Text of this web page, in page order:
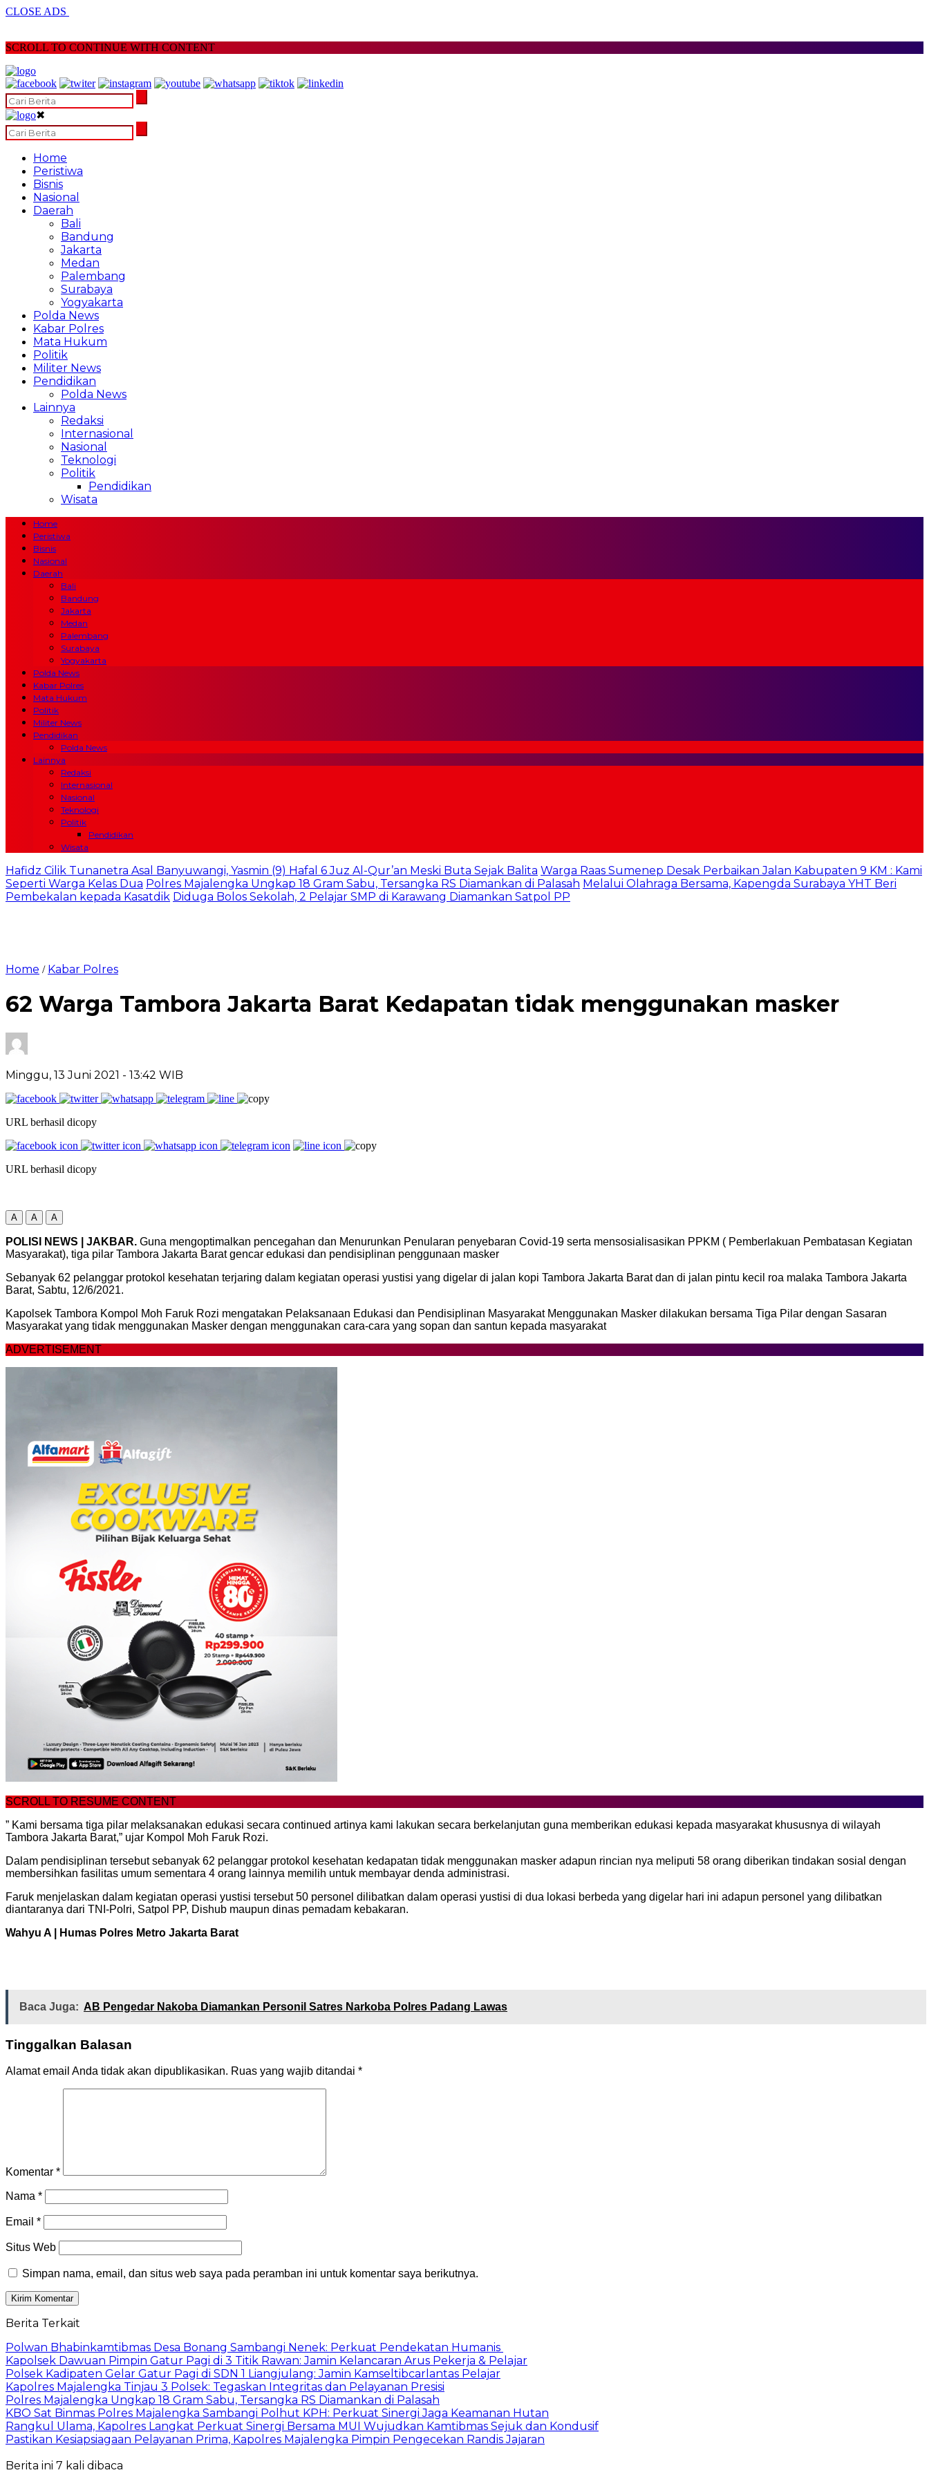
CLOSE ADS
SCROLL TO CONTINUE WITH CONTENT
✖
Home
Peristiwa
Bisnis
Nasional
Daerah
Bali
Bandung
Jakarta
Medan
Palembang
Surabaya
Yogyakarta
Polda News
Kabar Polres
Mata Hukum
Politik
Militer News
Pendidikan
Polda News
Lainnya
Redaksi
Internasional
Nasional
Teknologi
Politik
Pendidikan
Wisata
Home
Peristiwa
Bisnis
Nasional
Daerah
Bali
Bandung
Jakarta
Medan
Palembang
Surabaya
Yogyakarta
Polda News
Kabar Polres
Mata Hukum
Politik
Militer News
Pendidikan
Polda News
Lainnya
Redaksi
Internasional
Nasional
Teknologi
Politik
Pendidikan
Wisata
Hafidz Cilik Tunanetra Asal Banyuwangi, Yasmin (9) Hafal 6 Juz Al-Qur’an Meski Buta Sejak Balita Warga Raas Sumenep Desak Perbaikan Jalan Kabupaten 9 KM : Kami
Seperti Warga Kelas Dua Polres Majalengka Ungkap 18 Gram Sabu, Tersangka RS Diamankan di Palasah Melalui Olahraga Bersama, Kapengda Surabaya YHT Beri
Pembekalan kepada Kasatdik Diduga Bolos Sekolah, 2 Pelajar SMP di Karawang Diamankan Satpol PP
Home / Kabar Polres
62 Warga Tambora Jakarta Barat Kedapatan tidak menggunakan masker
Minggu, 13 Juni 2021 - 13:42 WIB
URL berhasil dicopy
URL berhasil dicopy
A A A
POLISI NEWS | JAKBAR. Guna mengoptimalkan pencegahan dan Menurunkan Penularan penyebaran Covid-19 serta mensosialisasikan PPKM ( Pemberlakuan Pembatasan Kegiatan
Masyarakat), tiga pilar Tambora Jakarta Barat gencar edukasi dan pendisiplinan penggunaan masker
Sebanyak 62 pelanggar protokol kesehatan terjaring dalam kegiatan operasi yustisi yang digelar di jalan kopi Tambora Jakarta Barat dan di jalan pintu kecil roa malaka Tambora Jakarta
Barat, Sabtu, 12/6/2021.
Kapolsek Tambora Kompol Moh Faruk Rozi mengatakan Pelaksanaan Edukasi dan Pendisiplinan Masyarakat Menggunakan Masker dilakukan bersama Tiga Pilar dengan Sasaran
Masyarakat yang tidak menggunakan Masker dengan menggunakan cara-cara yang sopan dan santun kepada masyarakat
ADVERTISEMENT
SCROLL TO RESUME CONTENT
” Kami bersama tiga pilar melaksanakan edukasi secara continued artinya kami lakukan secara berkelanjutan guna memberikan edukasi kepada masyarakat khususnya di wilayah
Tambora Jakarta Barat,” ujar Kompol Moh Faruk Rozi.
Dalam pendisiplinan tersebut sebanyak 62 pelanggar protokol kesehatan kedapatan tidak menggunakan masker adapun rincian nya meliputi 58 orang diberikan tindakan sosial dengan
membersihkan fasilitas umum sementara 4 orang lainnya memilih untuk membayar denda administrasi.
Faruk menjelaskan dalam kegiatan operasi yustisi tersebut 50 personel dilibatkan dalam operasi yustisi di dua lokasi berbeda yang digelar hari ini adapun personel yang dilibatkan
diantaranya dari TNI-Polri, Satpol PP, Dishub maupun dinas pemadam kebakaran.
Wahyu A | Humas Polres Metro Jakarta Barat
Baca Juga: AB Pengedar Nakoba Diamankan Personil Satres Narkoba Polres Padang Lawas
Tinggalkan Balasan
Alamat email Anda tidak akan dipublikasikan. Ruas yang wajib ditandai *
Komentar *
Nama *
Email *
Situs Web
Simpan nama, email, dan situs web saya pada peramban ini untuk komentar saya berikutnya.
Berita Terkait
Polwan Bhabinkamtibmas Desa Bonang Sambangi Nenek: Perkuat Pendekatan Humanis
Kapolsek Dawuan Pimpin Gatur Pagi di 3 Titik Rawan: Jamin Kelancaran Arus Pekerja & Pelajar
Polsek Kadipaten Gelar Gatur Pagi di SDN 1 Liangjulang: Jamin Kamseltibcarlantas Pelajar
Kapolres Majalengka Tinjau 3 Polsek: Tegaskan Integritas dan Pelayanan Presisi
Polres Majalengka Ungkap 18 Gram Sabu, Tersangka RS Diamankan di Palasah
KBO Sat Binmas Polres Majalengka Sambangi Polhut KPH: Perkuat Sinergi Jaga Keamanan Hutan
Rangkul Ulama, Kapolres Langkat Perkuat Sinergi Bersama MUI Wujudkan Kamtibmas Sejuk dan Kondusif
Pastikan Kesiapsiagaan Pelayanan Prima, Kapolres Majalengka Pimpin Pengecekan Randis Jajaran
Berita ini 7 kali dibaca